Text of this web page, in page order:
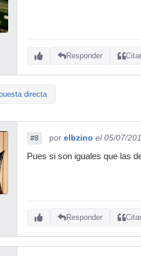
Responder Citar
directa
#8 por elbzino el 05/07/
Pues si son iguales que las
Responder Citar